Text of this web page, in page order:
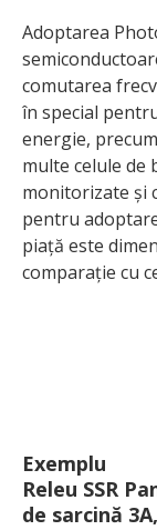
Adoptarea
comutarea
în special
energie,
multe celule de
monitorizate și
pentru
piață este
comparație cu
Exemplu
Releu SSR
de sarcină